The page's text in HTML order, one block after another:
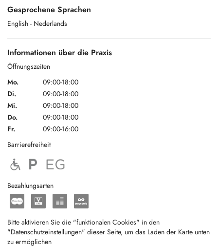
Gesprochene Sprachen
English - Nederlands
Informationen über die Praxis
Öffnungszeiten
Mo.
09:00-18:00
Di.
09:00-18:00
Mi.
09:00-18:00
Do.
09:00-18:00
Fr.
09:00-16:00
Barrierefreiheit
Bezahlungsarten
Bitte aktivieren Sie die "funktionalen Cookies" in den
"Datenschutzeinstellungen" dieser Seite, um das Laden der Karte unten
zu ermöglichen